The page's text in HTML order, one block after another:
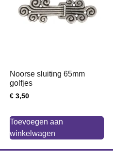
Noorse sluiting 65mm
golfjes
€ 3,50
Toevoegen aan
winkelwagen